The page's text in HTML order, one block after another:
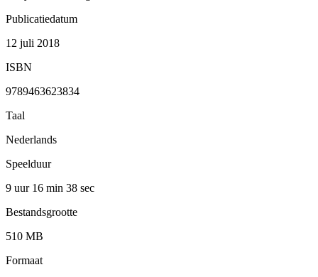
Publicatiedatum
12 juli 2018
ISBN
9789463623834
Taal
Nederlands
Speelduur
9 uur 16 min 38 sec
Bestandsgrootte
510 MB
Formaat